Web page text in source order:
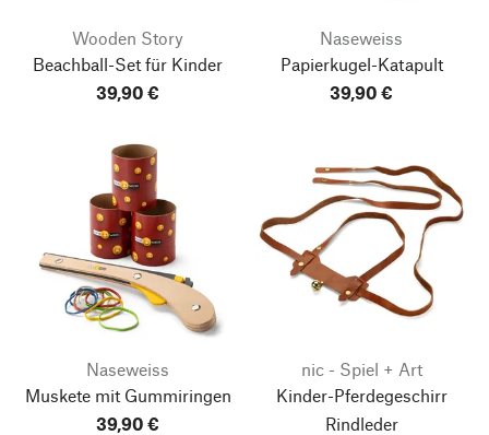
Wooden Story
Beachball-Set für Kinder
39,90 €
Naseweiss
Papierkugel-Katapult
39,90 €
Naseweiss
Muskete mit Gummiringen
39,90 €
nic - Spiel + Art
Kinder-Pferdegeschirr
Rindleder